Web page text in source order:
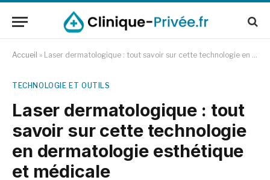
Accueil » Laser dermatologique : tout savoir sur cette technologie en dermatologie esthétique et médicale
TECHNOLOGIE ET OUTILS
Laser dermatologique : tout
savoir sur cette technologie
en dermatologie esthétique
et médicale